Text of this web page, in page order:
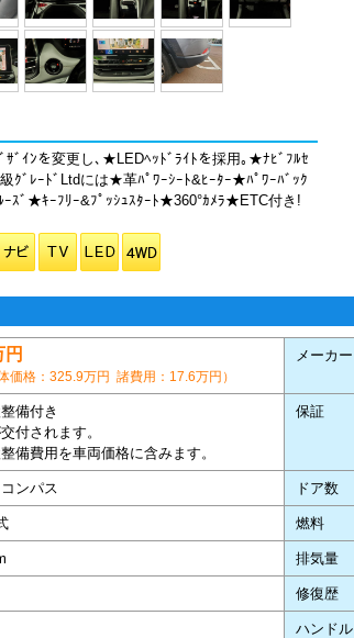
ｻﾞｲﾝを変更し､★LEDﾍｯﾄﾞﾗｲﾄを採用｡★ﾅﾋﾞﾌﾙｾ
ｸﾞﾚｰﾄﾞLtdには★革ﾊﾟﾜｰｼｰﾄ&ﾋｰﾀｰ★ﾊﾟﾜｰﾊﾞｯｸ
ｽﾞ★ｷｰﾌﾘｰ&ﾌﾟｯｼｭｽﾀｰﾄ★360°ｶﾒﾗ★ETC付き!
価格：325.9万円 諸費用：17.6万円）
メーカー
備付き
付されます。
備費用を車両価格に含みます。
保証
ンパス ドア数
燃料
排気量
修復歴
ハンドル